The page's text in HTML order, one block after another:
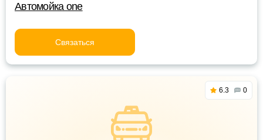
Автомойка one
Связаться
6.3 0